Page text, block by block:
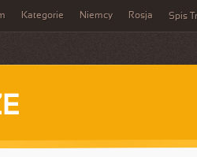
Kategorie Niemcy Rosja Spis